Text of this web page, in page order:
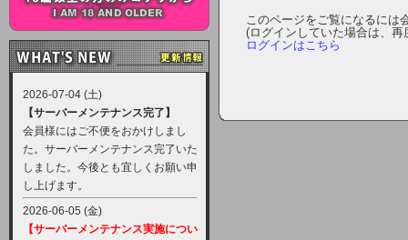
2026-07-04 (土)
【サーバーメンテナンス完了】
会員様にはご不便をおかけしまし
た。サーバーメンテナンス完了いた
しました。今後とも宜しくお願い申
し上げます。
2026-06-05 (金)
【サーバーメンテナンス実施につい
このページをご覧になるには
(ログインしていた場合は、
ログインはこちら